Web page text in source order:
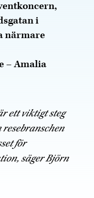
i
närmare
– Amalia
ett viktigt steg
för
säger Björn